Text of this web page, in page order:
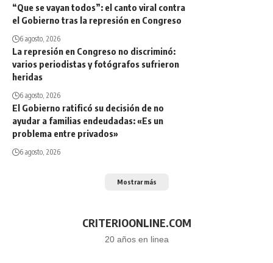
“Que se vayan todos”: el canto viral contra
el Gobierno tras la represión en Congreso
6 agosto, 2026
La represión en Congreso no discriminó:
varios periodistas y fotógrafos sufrieron
heridas
6 agosto, 2026
El Gobierno ratificó su decisión de no
ayudar a familias endeudadas: «Es un
problema entre privados»
6 agosto, 2026
Mostrar más
CRITERIOONLINE.COM
20 años en linea